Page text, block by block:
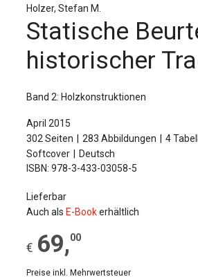
Sprache / Language: DE
Holzer, Stefan M.
Statische
historischer
Band 2: Holzkonstruktionen
April 2015
302 Seiten
283 Abbildungen
4
Softcover
Deutsch
ISBN: 978-3-433-03058-5
Lieferbar
Auch als E-Bookerhältlich
€ 69,00
Preise inkl. Mehrwertsteuer